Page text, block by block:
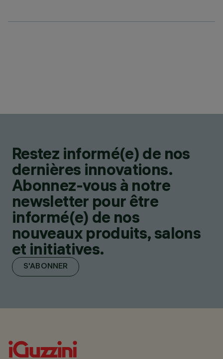
Restez informé(e) de nos
dernières innovations.
Abonnez-vous à notre
newsletter pour être
informé(e) de nos
nouveaux produits, salons
et initiatives.
S'ABONNER